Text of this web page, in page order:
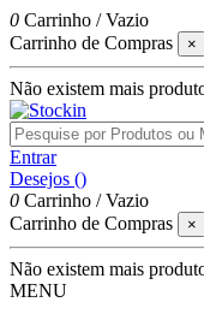
0 Carrinho /Vazio
Carrinho de Compras
×
Não existem mais
Entrar
Desejos ()
0 Carrinho /Vazio
Carrinho de Compras
×
Não existem mais
MENU